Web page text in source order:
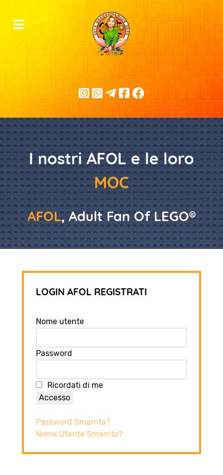
I nostri AFOL e le loro
MOC
AFOL, Adult Fan Of LEGO®
LOGIN AFOL REGISTRATI
Nome utente
Password
Ricordati di me
Accesso
Password Smarrita?
Nome Utente Smarrito?